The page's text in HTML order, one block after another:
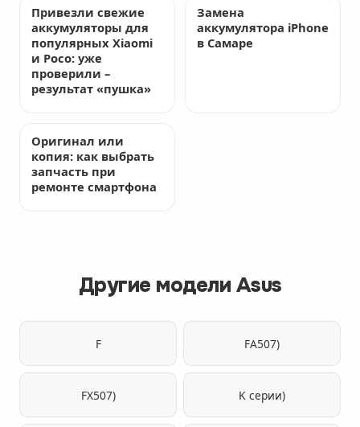
Привезли свежие
аккумуляторы для
популярных Xiaomi
и Poco: уже
проверили –
результат «пушка»
Замена
аккумулятора iPhone
в Самаре
Оригинал или
копия: как выбрать
запчасть при
ремонте смартфона
Другие модели Asus
F FA507)
FX507) K серии)